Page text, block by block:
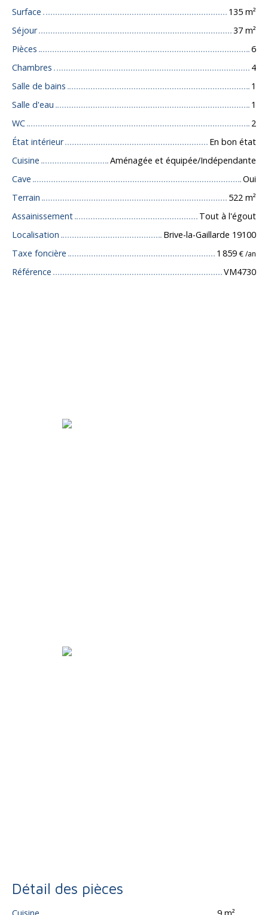
Surface
135 m²
Séjour
37 m²
Pièces
6
Chambres
4
Salle de bains
1
Salle d'eau
1
WC
2
État intérieur
En bon état
Cuisine
Aménagée et équipée/Indépendante
Cave
Oui
Terrain
522 m²
Assainissement
Tout à l'égout
Localisation
Brive-la-Gaillarde 19100
Taxe foncière
1 859 € /an
Référence VM4730
Détail des pièces